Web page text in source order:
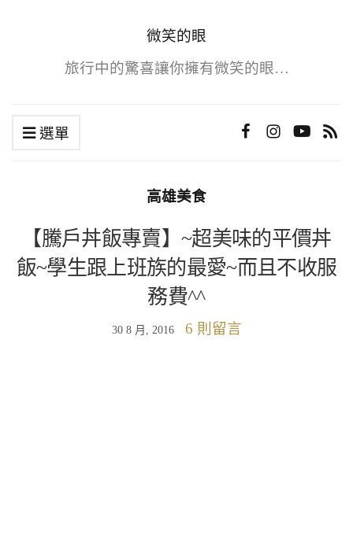
微笑的眼
旅行中的驚喜讓你擁有微笑的眼…
選單
高雄美食
【騰戶丼飯專賣】~超美味的平價丼
飯~學生跟上班族的最愛~而且不收服
務費^^
30 8 月, 2016 6 則留言